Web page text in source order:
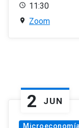
11:30
Zoom
2 JUN